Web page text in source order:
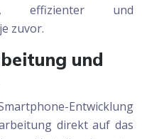
effizienter und
zuvor.
und
Entwicklung
direkt auf das